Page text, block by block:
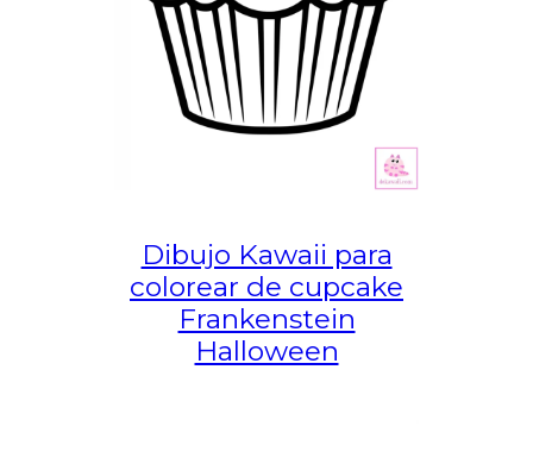
Dibujo Kawaii para
colorear de cupcake
Frankenstein
Halloween